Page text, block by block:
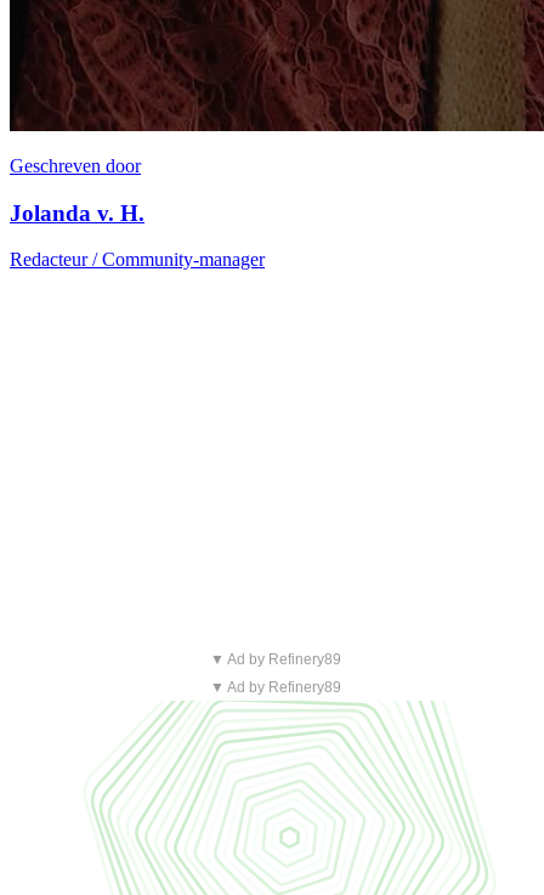
Geschreven door
Jolanda v. H.
Redacteur / Community-manager
▼ Ad by Refinery89
▼ Ad by Refinery89